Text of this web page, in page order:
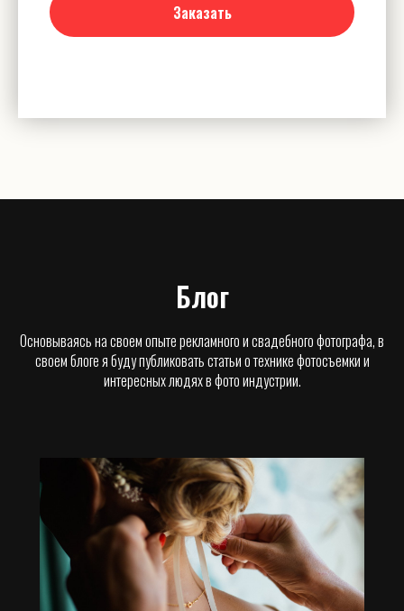
Заказать
Блог
Основываясь на своем опыте рекламного и свадебного фотографа, в
своем блоге я буду публиковать статьи о технике фотосъемки и
интересных людях в фото индустрии.